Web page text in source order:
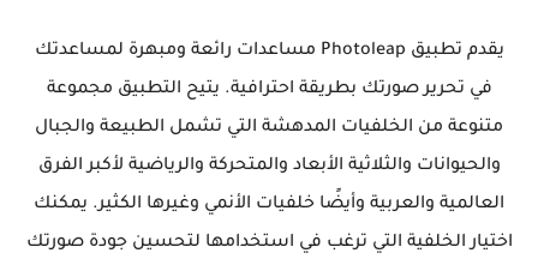
يقدم تطبيق Photoleap مساعدات رائعة ومبهرة لمساعدتك
في تحرير صورتك بطريقة احترافية. يتيح التطبيق مجموعة
متنوعة من الخلفيات المدهشة التي تشمل الطبيعة والجبال
والحيوانات والثلاثية الأبعاد والمتحركة والرياضية لأكبر الفرق
العالمية والعربية وأيضًا خلفيات الأنمي وغيرها الكثير. يمكنك
اختيار الخلفية التي ترغب في استخدامها لتحسين جودة صورتك